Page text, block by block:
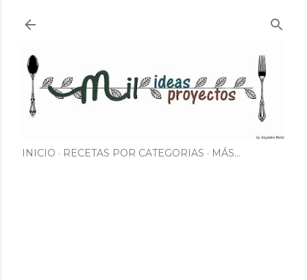
INICIO RECETAS POR CATEGORIAS MÁS…